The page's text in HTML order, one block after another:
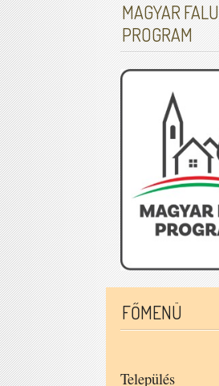
MAGYAR FALU
PROGRAM
FŐMENÜ
Település